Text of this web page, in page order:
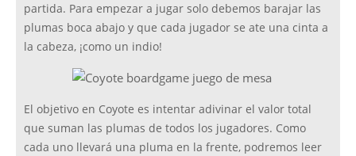
partida. Para empezar a jugar solo debemos barajar las
plumas boca abajo y que cada jugador se ate una cinta a
la cabeza, ¡como un indio!
El objetivo en Coyote es intentar adivinar el valor total
que suman las plumas de todos los jugadores. Como
cada uno llevará una pluma en la frente, podremos leer